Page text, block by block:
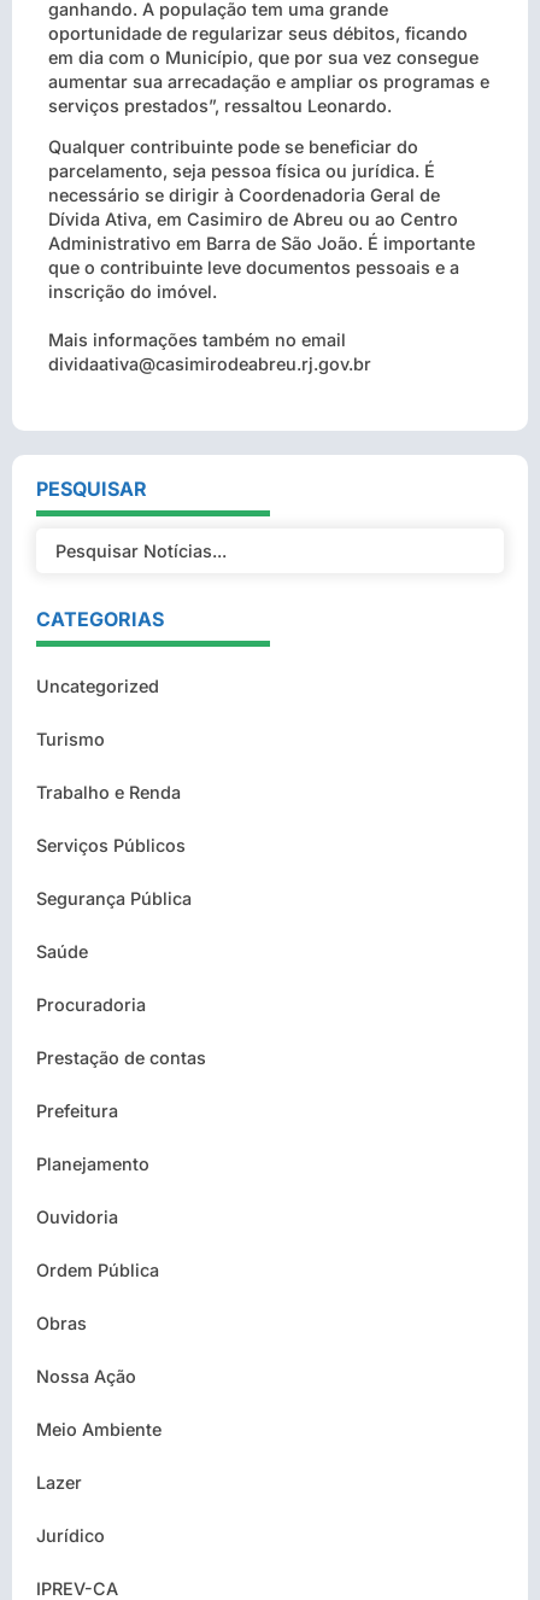
ganhando. A população tem uma grande
oportunidade de regularizar seus débitos, ficando
em dia com o Município, que por sua vez consegue
aumentar sua arrecadação e ampliar os programas e
serviços prestados”, ressaltou Leonardo.
Qualquer contribuinte pode se beneficiar do
parcelamento, seja pessoa física ou jurídica. É
necessário se dirigir à Coordenadoria Geral de
Dívida Ativa, em Casimiro de Abreu ou ao Centro
Administrativo em Barra de São João. É importante
que o contribuinte leve documentos pessoais e a
inscrição do imóvel.
Mais informações também no email
dividaativa@casimirodeabreu.rj.gov.br
PESQUISAR
CATEGORIAS
Uncategorized
Turismo
Trabalho e Renda
Serviços Públicos
Segurança Pública
Saúde
Procuradoria
Prestação de contas
Prefeitura
Planejamento
Ouvidoria
Ordem Pública
Obras
Nossa Ação
Meio Ambiente
Lazer
Jurídico
IPREV-CA